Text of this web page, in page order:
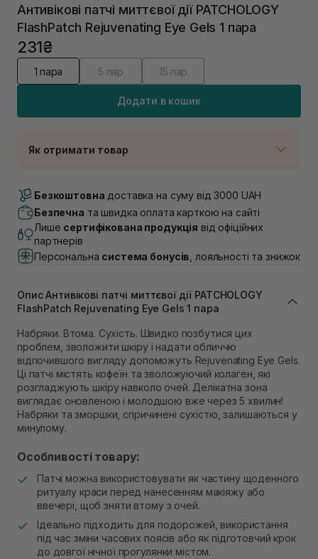
Антивікові патчі миттєвої дії PATCHOLOGY
FlashPatch Rejuvenating Eye Gels 1 пара
231₴
1 пара 5 пар 15 пар
Додати в кошик
Як отримати товар
В наявності
Самовивіз м. Луцьк, вул. Винниченка 4
В наявності
Самовивіз м. Львів, вул. Академіка Підстригача, 1В
(Duck’s Lake)
В наявності
Немає в наявності!
Самовивіз м. Львів, вул. Степана Бандери 45
Самовивіз м. Рівне, вул. 16-го Липня, 15
В наявності
Самовивіз м. Рівне, вул. Кулика і Гудачека 23 (ТЦ
Екватор)
Немає в наявності!
Безкоштовна доставка на суму від 3000 UAH
Безпечна та швидка оплата карткою на сайті
Лише сертифікована продукція від офіційних
партнерів
Персональна система бонусів , лояльності та знижок
Опис Антивікові патчі миттєвої дії PATCHOLOGY
FlashPatch Rejuvenating Eye Gels 1 пара
Набряки. Втома. Сухість. Швидко позбутися цих
проблем, зволожити шкіру і надати обличчю
відпочившого вигляду допоможуть Rejuvenating Eye Gels.
Ці патчі містять кофеїн та зволожуючий колаген, які
розгладжують шкіру навколо очей. Делікатна зона
виглядає оновленою і молодшою ​​вже через 5 хвилин!
Набряки та зморшки, спричинені сухістю, залишаються у
минулому.
Особливості товару:
Патчі можна використовувати як частину щоденного
ритуалу краси перед нанесенням макіяжу або
ввечері, щоб зняти втому з очей.
Ідеально підходить для подорожей, використання
під час зміни часових поясів або як підготовчий крок
до довгої нічної прогулянки містом.